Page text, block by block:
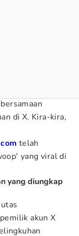
di X. Kira-kira,
telah
yang viral di
yang diungkap
akun X